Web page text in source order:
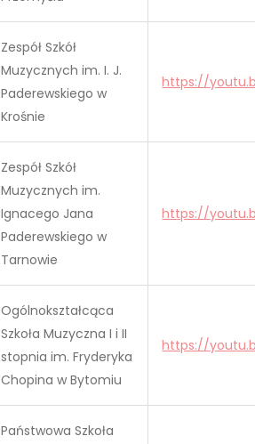
Zespół Szkół
Muzycznych im. I. J.
Paderewskiego w
Krośnie
https://
Zespół Szkół
Muzycznych im.
Ignacego Jana
Paderewskiego w
Tarnowie
https://
Ogólnokształcąca
Szkoła Muzyczna I i II
stopnia im. Fryderyka
Chopina w Bytomiu
https://
Państwowa Szkoła